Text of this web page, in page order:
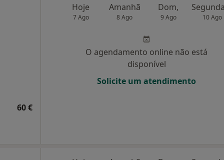
60 €
Hoje
7 Ago
Amanhã
8 Ago
Dom,
9 Ago 10 Ago
O agendamento online não está
disponível
Solicite um atendimento